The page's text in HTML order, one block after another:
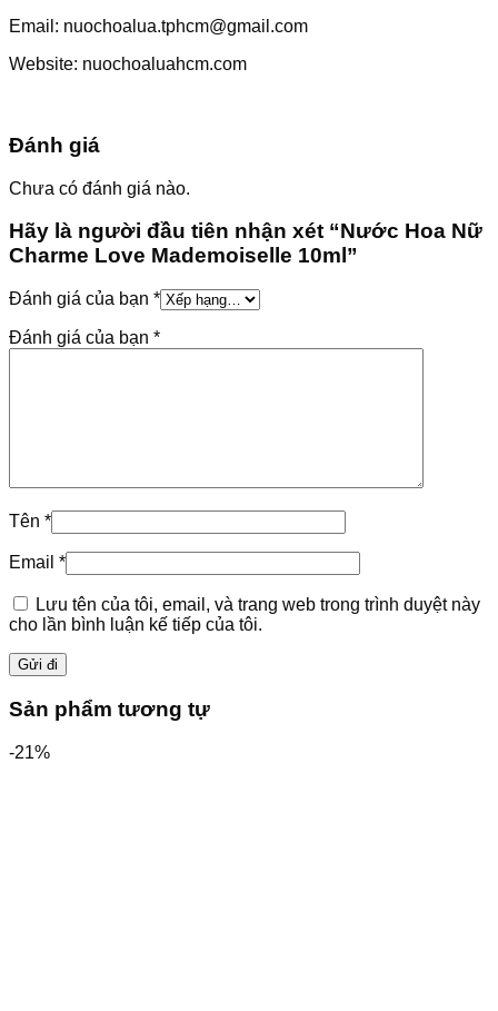
Email: nuochoalua.tphcm@gmail.com
Website: nuochoaluahcm.com
Đánh giá
Chưa có đánh giá nào.
Hãy là người đầu tiên nhận xét “Nước Hoa Nữ
Charme Love Mademoiselle 10ml”
Đánh giá của bạn *
Đánh giá của bạn *
Tên *
Email *
Lưu tên của tôi, email, và trang web trong trình duyệt này
cho lần bình luận kế tiếp của tôi.
Sản phẩm tương tự
-21%